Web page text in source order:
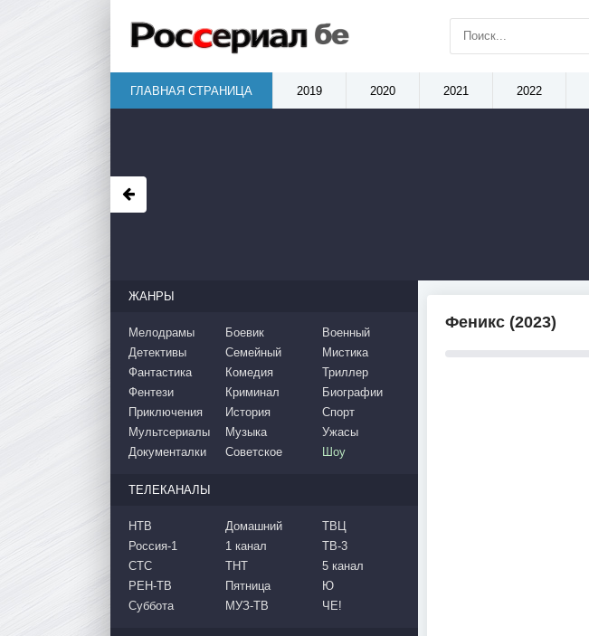
Феникс (2023)
ЖАНРЫ
Мелодрамы
Детективы
Фантастика
Боевик
Семейный
Комедия
Военный
Мистика
Триллер
Фентези
Приключения
Мультсериалы
Документалки
Криминал
История
Музыка
Советское
Биографии
Спорт
Ужасы
Шоу
ТЕЛЕКАНАЛЫ
НТВ
Россия-1
СТС
РЕН-ТВ
Суббота
Домашний
1 канал
ТНТ
Пятница
МУЗ-ТВ
ТВЦ
ТВ-3
5 канал
Ю
ЧЕ!
ГЛАВНАЯ СТРАНИЦА 2019 2020 2021 2022